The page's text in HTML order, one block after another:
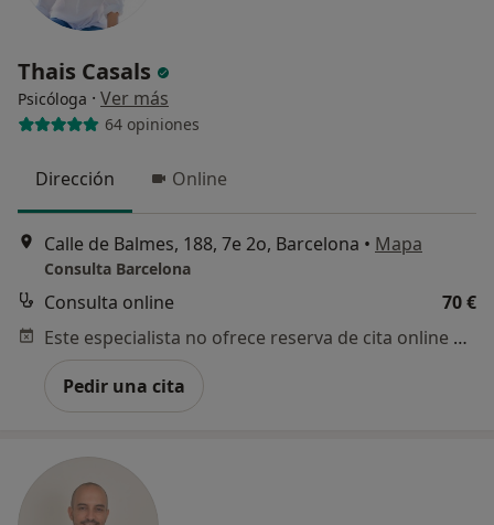
Thais Casals
Psicóloga · Ver más
64 opiniones
Dirección Online
Calle de Balmes, 188, 7e 2o, Barcelona • Mapa
Consulta Barcelona
Consulta online
70 €
Este especialista no ofrece reserva de cita online en esta dirección.
Pedir una cita